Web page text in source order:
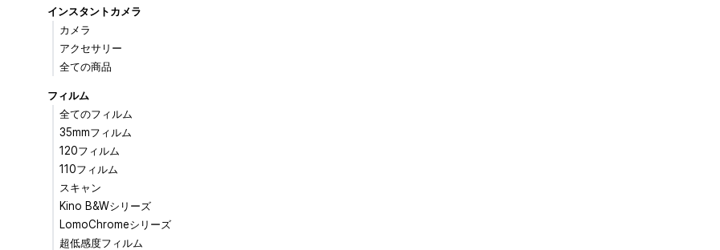
インスタントカメラ
カメラ
アクセサリー
全ての商品
フィルム
全てのフィルム
35mmフィルム
120フィルム
110フィルム
スキャン
Kino B&Wシリーズ
LomoChromeシリーズ
超低感度フィルム